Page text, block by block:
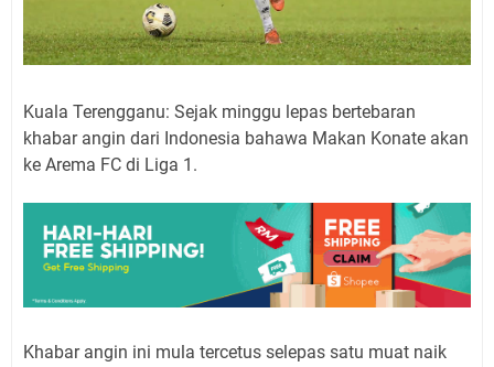
Kuala Terengganu: Sejak minggu lepas bertebaran
khabar angin dari Indonesia bahawa Makan Konate akan
ke Arema FC di Liga 1.
Khabar angin ini mula tercetus selepas satu muat naik